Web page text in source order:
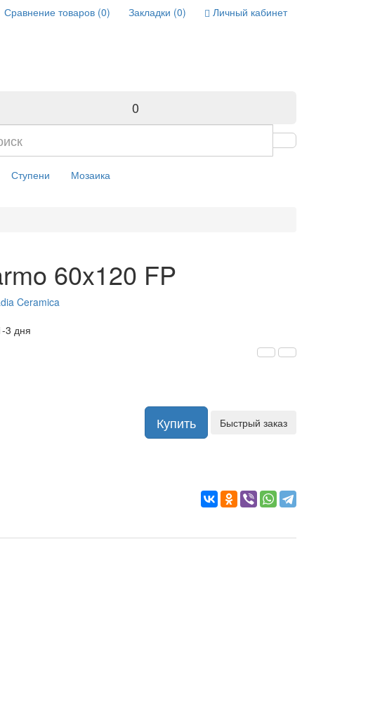
Личный кабинет
Закладки (0)
Сравнение товаров (0)
0
Ступени Мозаика
60x120 FP
Ceramica
3 дня
Купить Быстрый заказ